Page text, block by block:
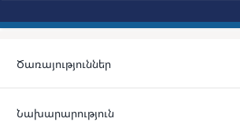
Ծառայություններ
Նախարարություն